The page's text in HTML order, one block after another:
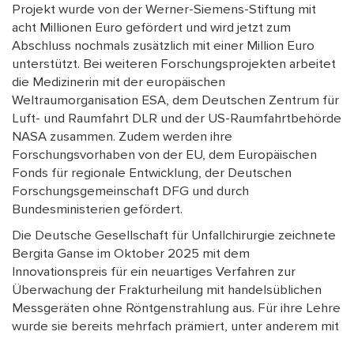
Projekt wurde von der Werner-Siemens-Stiftung mit
acht Millionen Euro gefördert und wird jetzt zum
Abschluss nochmals zusätzlich mit einer Million Euro
unterstützt. Bei weiteren Forschungsprojekten arbeitet
die Medizinerin mit der europäischen
Weltraumorganisation ESA, dem Deutschen Zentrum für
Luft- und Raumfahrt DLR und der US-Raumfahrtbehörde
NASA zusammen. Zudem werden ihre
Forschungsvorhaben von der EU, dem Europäischen
Fonds für regionale Entwicklung, der Deutschen
Forschungsgemeinschaft DFG und durch
Bundesministerien gefördert.
Die Deutsche Gesellschaft für Unfallchirurgie zeichnete
Bergita Ganse im Oktober 2025 mit dem
Innovationspreis für ein neuartiges Verfahren zur
Überwachung der Frakturheilung mit handelsüblichen
Messgeräten ohne Röntgenstrahlung aus. Für ihre Lehre
wurde sie bereits mehrfach prämiert, unter anderem mit